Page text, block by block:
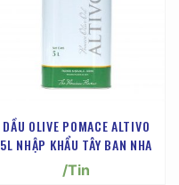
DẦU OLIVE POMACE ALTIVO
5L NHẬP KHẨU TÂY BAN NHA
/Tin